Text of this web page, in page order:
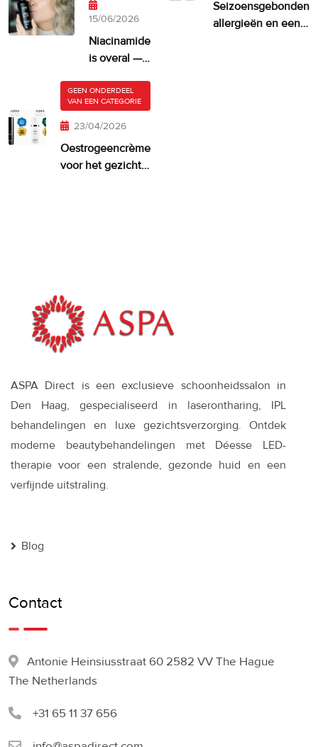
15/06/2026
Niacinamide
is overal —
je huid er
misschien
te veel van?
Seizoensgebonden
allergieën en een
GEEN ONDERDEEL
VAN EEN CATEGORIE
23/04/2026
Oestrogeencrème
voor het gezicht:
ASPA Direct is een exclusieve schoonheidssalon in
Den Haag, gespecialiseerd in laserontharing, IPL
behandelingen en luxe gezichtsverzorging. Ontdek
moderne beautybehandelingen met Déesse LED-
therapie voor een stralende, gezonde huid en een
verfijnde uitstraling.
Blog
Contact
Antonie Heinsiusstraat 60 2582 VV The Hague
The Netherlands
+31 65 11 37 656